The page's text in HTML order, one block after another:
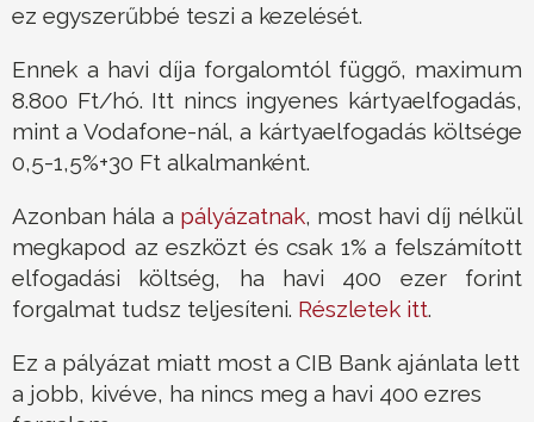
ez egyszerűbbé teszi a kezelését.
Ennek a havi díja forgalomtól függő, maximum
8.800 Ft/hó. Itt nincs ingyenes kártyaelfogadás,
mint a Vodafone-nál, a kártyaelfogadás költsége
0,5-1,5%+30 Ft alkalmanként.
Azonban hála a pályázatnak, most havi díj nélkül
megkapod az eszközt és csak 1% a felszámított
elfogadási költség, ha havi 400 ezer forint
forgalmat tudsz teljesíteni. Részletek itt.
Ez a pályázat miatt most a CIB Bank ajánlata lett
a jobb, kivéve, ha nincs meg a havi 400 ezres